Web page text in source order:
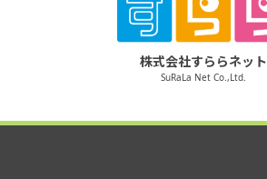
株式会社すららネット
SuRaLa Net Co.,Ltd.